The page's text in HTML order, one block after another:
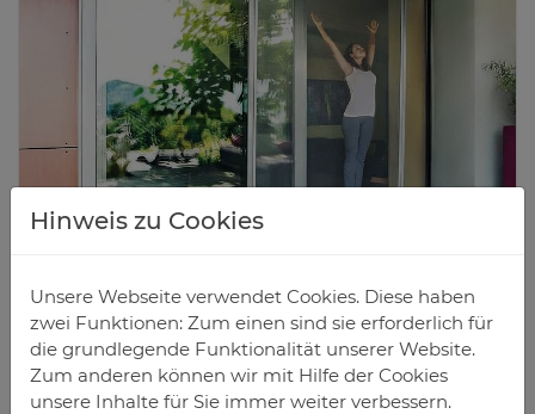
Rahmen 80 mm ohne Mittelsprosse:
Max. Größe 300x240 cm oder 240x300 cm
Hinweis zu Cookies
Unsere Webseite verwendet Cookies. Diese haben
zwei Funktionen: Zum einen sind sie erforderlich für
die grundlegende Funktionalität unserer Website.
Zum anderen können wir mit Hilfe der Cookies
unsere Inhalte für Sie immer weiter verbessern.